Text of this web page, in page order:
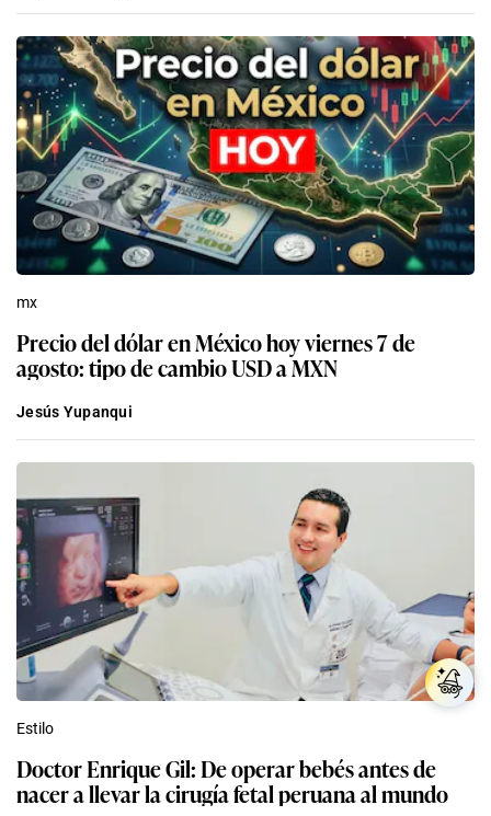
mx
Precio del dólar en México hoy viernes 7 de
agosto: tipo de cambio USD a MXN
Jesús Yupanqui
Estilo
Doctor Enrique Gil: De operar bebés antes de
nacer a llevar la cirugía fetal peruana al mundo